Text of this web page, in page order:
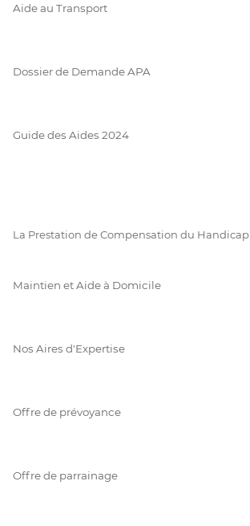
Aide au Transport
Dossier de Demande APA
Guide des Aides 2024
La Prestation de Compensation du Handicap
Maintien et Aide à Domicile
Nos Aires d'Expertise
Offre de prévoyance
Offre de parrainage